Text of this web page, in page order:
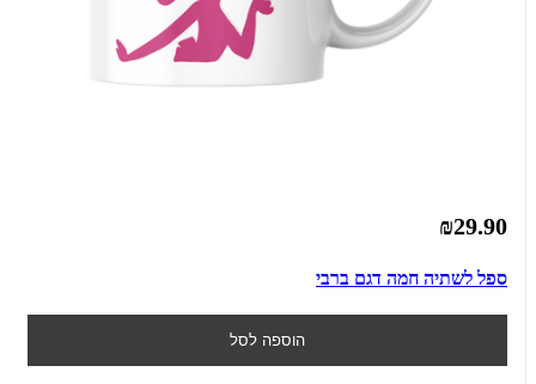
₪29.90
ספל לשתיה חמה דגם ברבי
הוספה לסל